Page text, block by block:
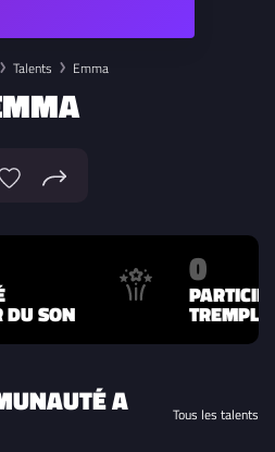
Talents Emma
DU SON
0
A Tous les talents